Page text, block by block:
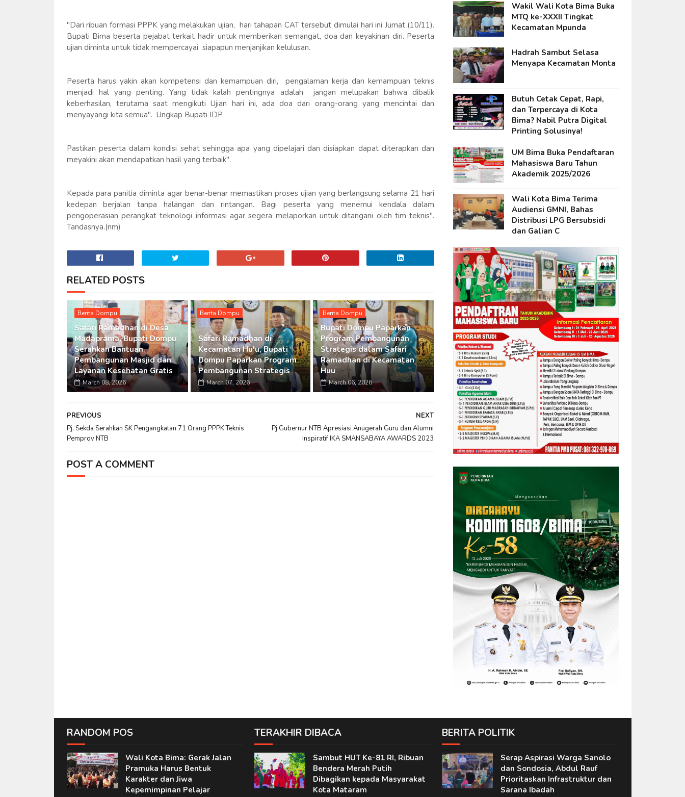
"Dari ribuan formasi PPPK yang melakukan ujian, hari tahapan CAT tersebut dimulai hari ini Jumat (10/11).
Bupati Bima beserta pejabat terkait hadir untuk memberikan semangat, doa dan keyakinan diri. Peserta
ujian diminta untuk tidak mempercayai siapapun menjanjikan kelulusan.
Peserta harus yakin akan kompetensi dan kemampuan diri, pengalaman kerja dan kemampuan teknis
menjadi hal yang penting. Yang tidak kalah pentingnya adalah jangan melupakan bahwa dibalik
keberhasilan, terutama saat mengikuti Ujian hari ini, ada doa dari orang-orang yang mencintai dan
menyayangi kita semua". Ungkap Bupati IDP.
Pastikan peserta dalam kondisi sehat sehingga apa yang dipelajari dan disiapkan dapat diterapkan dan
meyakini akan mendapatkan hasil yang terbaik".
Kepada para panitia diminta agar benar-benar memastikan proses ujian yang berlangsung selama 21 hari
kedepan berjalan tanpa halangan dan rintangan. Bagi peserta yang menemui kendala dalam
pengoperasian perangkat teknologi informasi agar segera melaporkan untuk ditangani oleh tim teknis".
Tandasnya.(nm)
RELATED POSTS
Berita Dompu
Safari Ramadhan di Desa
Madaprama, Bupati Dompu
Serahkan Bantuan
Pembangunan Masjid dan
Layanan Kesehatan Gratis
March 08, 2026
Berita Dompu
Safari Ramadhan di
Kecamatan Hu'u, Bupati
Dompu Paparkan Program
Pembangunan Strategis
March 07, 2026
Berita Dompu
Bupati Dompu Paparkan
Program Pembangunan
Strategis dalam Safari
Ramadhan di Kecamatan
Huu
March 06, 2026
NEXT
Pj Gubernur NTB Apresiasi Anugerah Guru dan Alumni
Inspiratif IKA SMANSABAYA AWARDS 2023
PREVIOUS
Pj. Sekda Serahkan SK Pengangkatan 71 Orang PPPK Teknis
Pemprov NTB
POST A COMMENT
Wakil Wali Kota Bima Buka
MTQ ke-XXXII Tingkat
Kecamatan Mpunda
Hadrah Sambut Selasa
Menyapa Kecamatan Monta
Butuh Cetak Cepat, Rapi,
dan Terpercaya di Kota
Bima? Nabil Putra Digital
Printing Solusinya!
UM Bima Buka Pendaftaran
Mahasiswa Baru Tahun
Akademik 2025/2026
Wali Kota Bima Terima
Audiensi GMNI, Bahas
Distribusi LPG Bersubsidi
dan Galian C
RANDOM POS
Wali Kota Bima: Gerak Jalan
Pramuka Harus Bentuk
Karakter dan Jiwa
Kepemimpinan Pelajar
TERAKHIR DIBACA
Sambut HUT Ke-81 RI, Ribuan
Bendera Merah Putih
Dibagikan kepada Masyarakat
Kota Mataram
BERITA POLITIK
Serap Aspirasi Warga Sanolo
dan Sondosia, Abdul Rauf
Prioritaskan Infrastruktur dan
Sarana Ibadah